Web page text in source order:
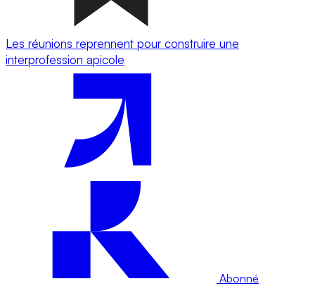
Les réunions reprennent pour construire une
interprofession apicole
Abonné